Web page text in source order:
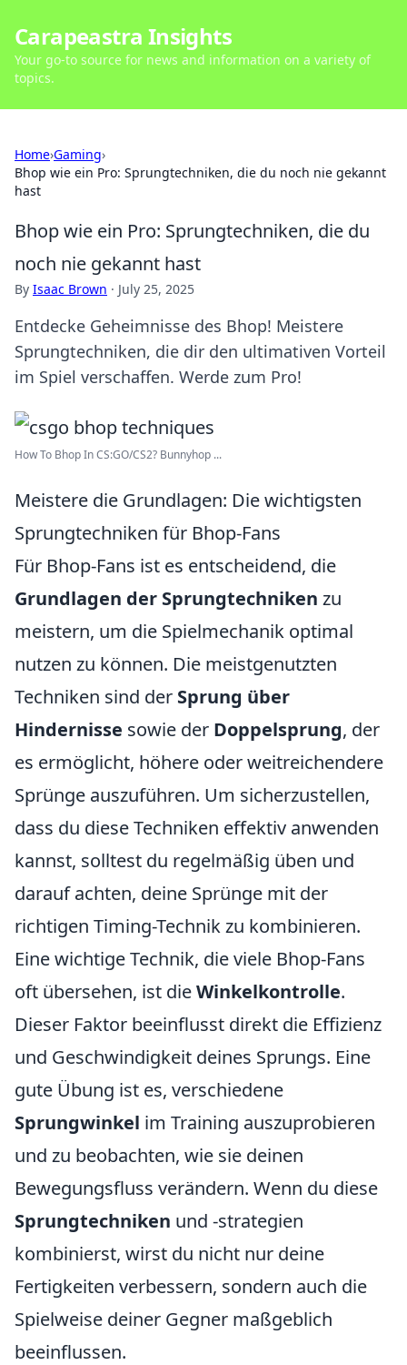
Carapeastra Insights
Your go-to source for news and information on a variety of
topics.
Home›Gaming›
Bhop wie ein Pro: Sprungtechniken, die du noch nie gekannt
hast
Bhop wie ein Pro: Sprungtechniken, die du
noch nie gekannt hast
By Isaac Brown · July 25, 2025
Entdecke Geheimnisse des Bhop! Meistere
Sprungtechniken, die dir den ultimativen Vorteil
im Spiel verschaffen. Werde zum Pro!
How To Bhop In CS:GO/CS2? Bunnyhop ...
Meistere die Grundlagen: Die wichtigsten
Sprungtechniken für Bhop-Fans
Für Bhop-Fans ist es entscheidend, die
Grundlagen der Sprungtechniken zu
meistern, um die Spielmechanik optimal
nutzen zu können. Die meistgenutzten
Techniken sind der Sprung über
Hindernisse sowie der Doppelsprung, der
es ermöglicht, höhere oder weitreichendere
Sprünge auszuführen. Um sicherzustellen,
dass du diese Techniken effektiv anwenden
kannst, solltest du regelmäßig üben und
darauf achten, deine Sprünge mit der
richtigen Timing-Technik zu kombinieren.
Eine wichtige Technik, die viele Bhop-Fans
oft übersehen, ist dieWinkelkontrolle.
Dieser Faktor beeinflusst direkt die Effizienz
und Geschwindigkeit deines Sprungs. Eine
gute Übung ist es, verschiedene
Sprungwinkel im Training auszuprobieren
und zu beobachten, wie sie deinen
Bewegungsfluss verändern. Wenn du diese
Sprungtechniken und -strategien
kombinierst, wirst du nicht nur deine
Fertigkeiten verbessern, sondern auch die
Spielweise deiner Gegner maßgeblich
beeinflussen.